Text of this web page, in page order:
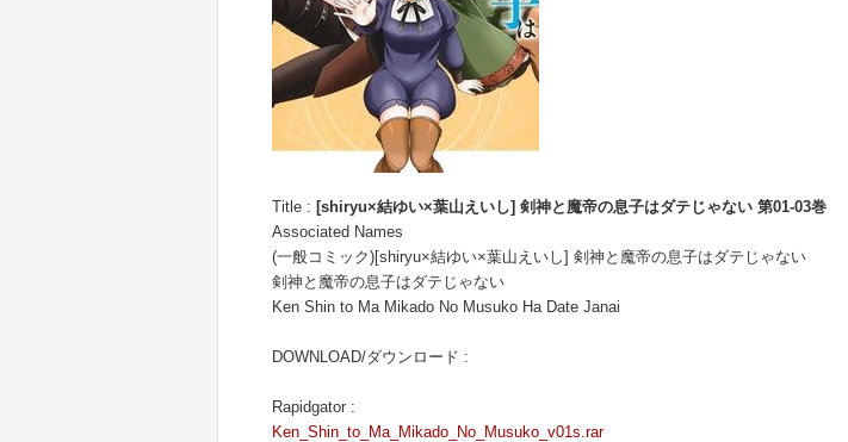
Title : [shiryu×結ゆい×葉山えいし] 剣神と魔帝の息子はダテじゃない 第01-03巻
Associated Names
(一般コミック)[shiryu×結ゆい×葉山えいし] 剣神と魔帝の息子はダテじゃない
剣神と魔帝の息子はダテじゃない
Ken Shin to Ma Mikado No Musuko Ha Date Janai
DOWNLOAD/ダウンロード :
Rapidgator :
Ken_Shin_to_Ma_Mikado_No_Musuko_v01s.rar